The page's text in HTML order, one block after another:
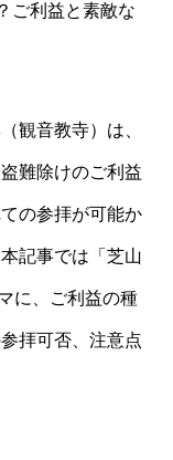
ご利益と素敵な
観音教寺）は、
難除けのご利益
の参拝が可能か
記事では「芝山
に、ご利益の種
拝可否、注意点